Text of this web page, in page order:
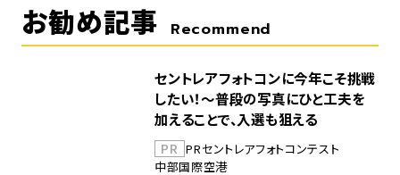
お勧め記事 Recommend
セントレアフォトコンに今年こそ挑戦
したい！～普段の写真にひと工夫を
加えることで、入選も狙える
PR PRセントレアフォトコンテスト
中部国際空港